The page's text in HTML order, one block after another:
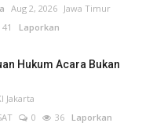
Aug 2, 2026 Jawa Timur
41 Laporkan
Hukum Acara Bukan
Jakarta
0 36 Laporkan